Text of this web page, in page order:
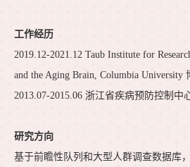
工作经历
2019.12-2021.12 Taub Institute for
and the Aging Brain, Columbia University
2013.07-2015.06 浙江省疾病预防控制中
研究方向
基于前瞻性队列和大型人群调查数据库